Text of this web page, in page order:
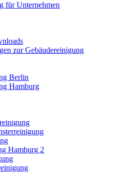
für Unternehmen
zur Gebäudereinigung
Berlin
Hamburg
Hamburg 2